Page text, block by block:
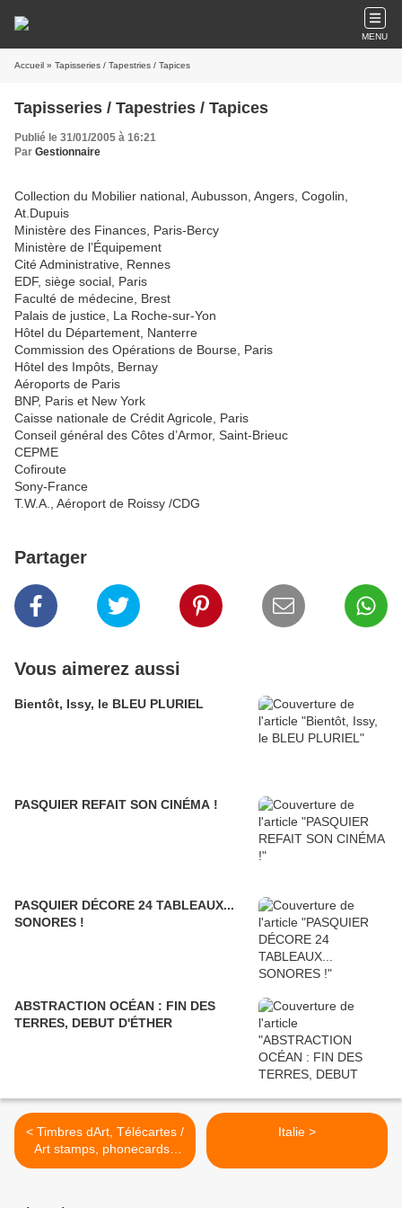
MENU
Accueil » Tapisseries / Tapestries / Tapices
Tapisseries / Tapestries / Tapices
Publié le 31/01/2005 à 16:21
Par Gestionnaire
Collection du Mobilier national, Aubusson, Angers, Cogolin,
At.Dupuis
Ministère des Finances, Paris-Bercy
Ministère de l’Équipement
Cité Administrative, Rennes
EDF, siège social, Paris
Faculté de médecine, Brest
Palais de justice, La Roche-sur-Yon
Hôtel du Département, Nanterre
Commission des Opérations de Bourse, Paris
Hôtel des Impôts, Bernay
Aéroports de Paris
BNP, Paris et New York
Caisse nationale de Crédit Agricole, Paris
Conseil général des Côtes d’Armor, Saint-Brieuc
CEPME
Cofiroute
Sony-France
T.W.A., Aéroport de Roissy /CDG
Partager
Vous aimerez aussi
Bientôt, Issy, le BLEU PLURIEL
PASQUIER REFAIT SON CINÉMA !
PASQUIER DÉCORE 24 TABLEAUX...
SONORES !
ABSTRACTION OCÉAN : FIN DES
TERRES, DEBUT D'ÉTHER
< Timbres dArt, Télécartes /
Art stamps, phonecards /
Sellos artíticos, tarjetas
Italie >